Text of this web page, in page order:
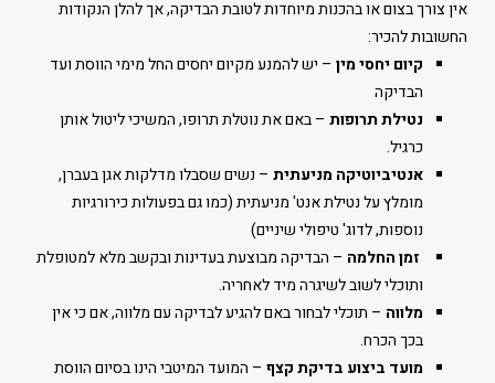
אין צורך בצום או בהכנות מיוחדות לטובת הבדיקה, אך להלן הנקודות
החשובות להכיר:
קיום יחסי מין – יש להמנע מקיום יחסים החל מימי הווסת ועד
הבדיקה
נטילת תרופות – באם את נוטלת תרופו, המשיכי ליטול אותן
כרגיל.
אנטיביוטיקה מניעתית – נשים שסבלו מדלקות אגן בעברן,
מומלץ על נטילת אנט' מניעתית (כמו גם בפעולות כירורגיות
נוספות, לדוג' טיפולי שיניים)
זמן החלמה – הבדיקה מבוצעת בעדינות ובקשב מלא למטופלת
ותוכלי לשוב לשיגרה מיד לאחריה.
מלווה – תוכלי לבחור באם להגיע לבדיקה עם מלווה, אם כי אין
בכך הכרח.
מועד ביצוע בדיקת קצף – המועד המיטבי הינו בסיום הווסת